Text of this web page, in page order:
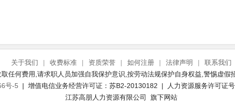
关于我们 | 收费标准 | 资质荣誉 | 如何注册 | 法律声明 |
联系我们
任何费用,请求职人员加强自我保护意识,按劳动法规保护自身权益,警惕虚假
号-5 | 增值电信业务经营许可证：苏B2-20130182 | 人力资源服务许可证
江苏高朋人力资源有限公司 旗下网站